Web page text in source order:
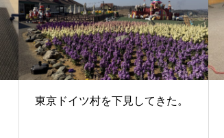
東京ドイツ村を下見してきた。